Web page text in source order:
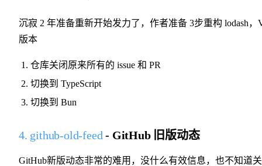
沉寂 2 年准备重新开始发力了，作者准备 3步重构 lodash，
版本
仓库关闭原来所有的 issue 和 PR
切换到 TypeScript
切换到 Bun
4. github-old-feed - GitHub 旧版动态
GitHub新版动态非常的难用，没什么有效信息，也不知道